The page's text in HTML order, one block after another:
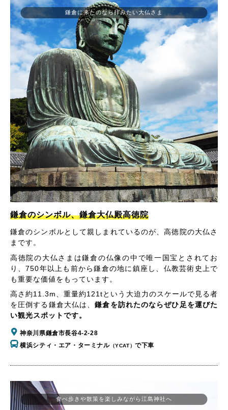
鎌倉のシンボル、鎌倉大仏殿高徳院
鎌倉のシンボルとして親しまれているのが、高徳院の大仏さ
まです。
高徳院の大仏さまは鎌倉の仏像の中で唯一国宝とされてお
り、750年以上も前から鎌倉の地に鎮座し、仏教芸術史上で
も重要な価値をもっています。
高さ約11.3m、重量約121tという大迫力のスケールで見る者
を圧倒する鎌倉大仏は、鎌倉を訪れたのならぜひ足を運びた
い観光スポットです。
神奈川県鎌倉市長谷4-2-28
横浜シティ・エア・ターミナル（YCAT）で下車
鎌倉に来たのなら拝みたい大仏さま
食べ歩きや散策を楽しみながら江島神社へ